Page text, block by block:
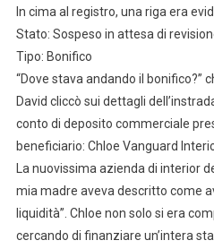
In cima al registro, una riga era
Stato: Sospeso in attesa di
Tipo: Bonifico
“Dove stava andando il bonifico?”
David cliccò sui dettagli
conto di deposito commerciale
beneficiario: Chloe Vanguard
La nuovissima azienda di interior
mia madre aveva descritto come
liquidità”. Chloe non solo si era
cercando di finanziare un’intera